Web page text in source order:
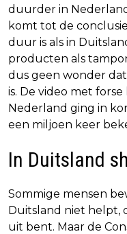
duurder in
komt tot de
duur is als in
producten als
dus geen wonder
is. De video met
Nederland ging in
een miljoen keer
In Duitsland
Sommige mensen
Duitsland niet helpt,
uit bent. Maar de